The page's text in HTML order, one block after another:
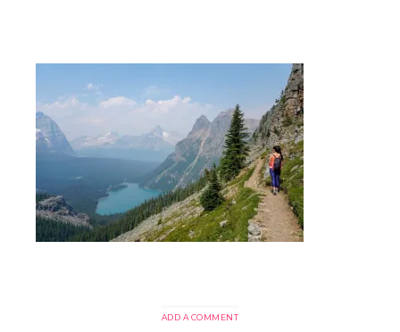
ADD A COMMENT